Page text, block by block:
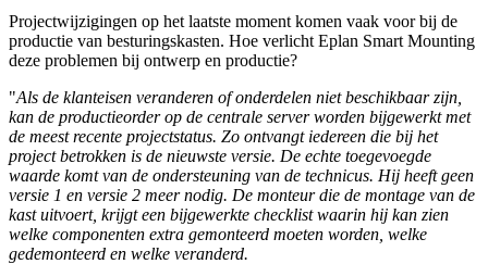
Projectwijzigingen op het laatste moment komen vaak voor bij de
productie van besturingskasten. Hoe verlicht Eplan Smart Mounting
deze problemen bij ontwerp en productie?
"Als de klanteisen veranderen of onderdelen niet beschikbaar zijn,
kan de productieorder op de centrale server worden bijgewerkt met
de meest recente projectstatus. Zo ontvangt iedereen die bij het
project betrokken is de nieuwste versie. De echte toegevoegde
waarde komt van de ondersteuning van de technicus. Hij heeft geen
versie 1 en versie 2 meer nodig. De monteur die de montage van de
kast uitvoert, krijgt een bijgewerkte checklist waarin hij kan zien
welke componenten extra gemonteerd moeten worden, welke
gedemonteerd en welke veranderd.